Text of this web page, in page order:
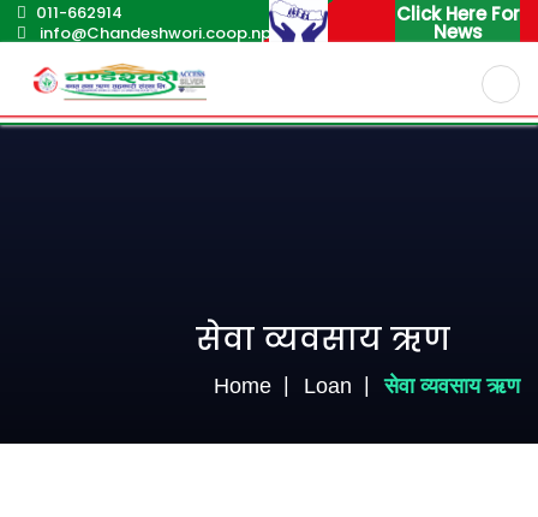
011-662914
info@Chandeshwori.coop.np
Click Here For
News
Nepali
सेवा व्यवसाय ऋण
Home Loan सेवा व्यवसाय ऋण